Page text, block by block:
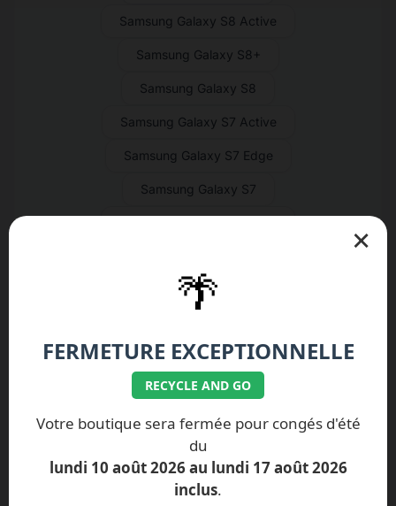
Samsung Galaxy S8 Active
Samsung Galaxy S8+
Samsung Galaxy S8
Samsung Galaxy S7 Active
Samsung Galaxy S7 Edge
Samsung Galaxy S7
Samsung Galaxy S6 Edge
Samsung Galaxy S5 Neo
Samsung Galaxy S5 Active
Samsung Galaxy S5 Mini
Samsung Galaxy S5
Samsung Galaxy S4 Active
×
🌴
FERMETURE EXCEPTIONNELLE
RECYCLE AND GO
Votre boutique sera fermée pour congés d'été
du
lundi 10 août 2026 au lundi 17 août 2026
inclus.